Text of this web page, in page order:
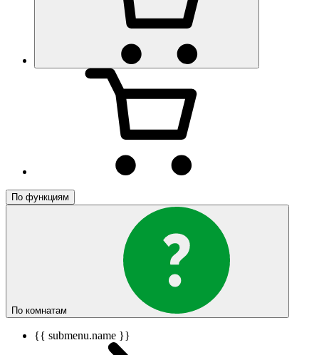
По функциям
По комнатам
{{ submenu.name }}